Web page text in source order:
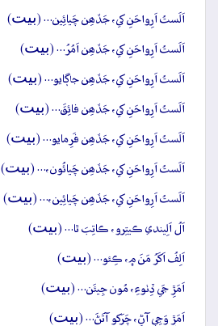
اَلَستُ اَرِواحَنِ کي، جَڏھِن چَيائِين… (بيت)
اَلَستُ اَرِواحَنِ کي، جَڏھِن اَمُرُ… (بيت)
اَلَستُ اَرِواحَنِ کي، جَڏھِن جاڳايو… (بيت)
اَلَستُ اَرِواحَنِ کي، جَڏھِن فائِقَ… (بيت)
اَلَستُ اَرِواحَنِ کي، جَڏھِن فَرِمايو… (بيت)
اَلَستُ اَرِواحَنِ کي، جَڏھِن چَيائُون،… (بيت)
اَلَستُ اَرِواحَنِ کي، جَڏھِن چَيائِين،… (بيت)
اَلُ اَلِيندي ڪيتِرو، ڪاتِبَ ٿا… (بيت)
اَلِفُ اَکَرُ مَنَ ۾، ڪِئو… (بيت)
اَمَڙِ جَي ڏِٺوءِ، مُون جِيئَن… (بيت)
اَمَڙِ وَڃِي آڻِ، چَرَکو آتَڻَ… (بيت)